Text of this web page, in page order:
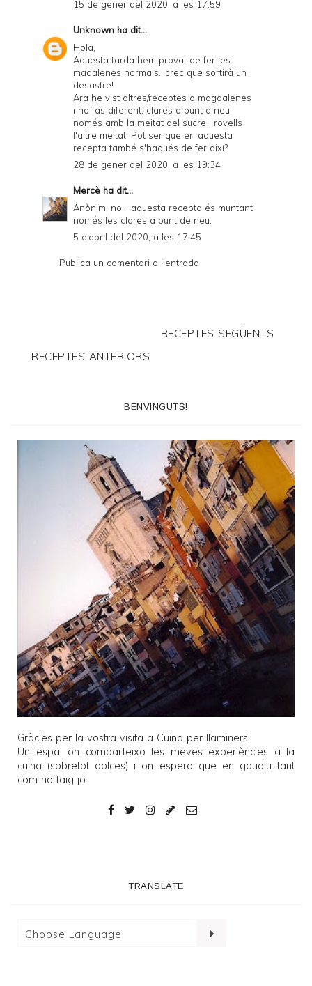
15 de gener del 2020, a les 17:59
Unknown ha dit...
Hola,
Aquesta tarda hem provat de fer les
madalenes normals...crec que sortirà un
desastre!
Ara he vist altres/receptes d magdalenes
i ho fas diferent: clares a punt d neu
només amb la meitat del sucre i rovells
l'altre meitat. Pot ser que en aquesta
recepta també s'hagués de fer així?
28 de gener del 2020, a les 19:34
Mercè ha dit...
Anònim, no... aquesta recepta és muntant
només les clares a punt de neu.
5 d’abril del 2020, a les 17:45
Publica un comentari a l'entrada
RECEPTES SEGÜENTS
RECEPTES ANTERIORS
BENVINGUTS!
Gràcies per la vostra visita a Cuina per llaminers!
Un espai on comparteixo les meves experiències a la
cuina (sobretot dolces) i on espero que en gaudiu tant
com ho faig jo.
TRANSLATE